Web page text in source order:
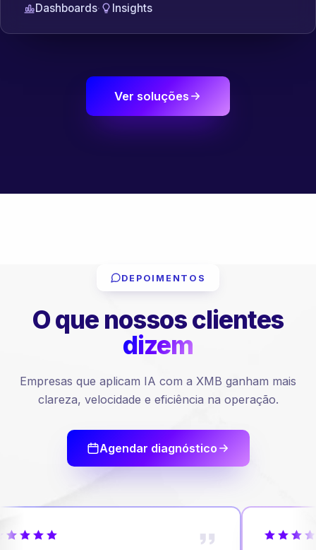
Dashboards· Insights
Ver soluções
DEPOIMENTOS
O que nossosclientes
dizem
Empresas que aplicam IA com a XMB ganham mais
clareza, velocidade e eficiência na operação.
Agendar diagnóstico